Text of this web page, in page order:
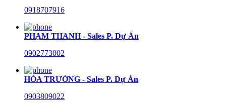
0918707916
PHẠM THANH - Sales P. Dự Án
0902773002
HÒA TRƯỜNG - Sales P. Dự Án
0903809022